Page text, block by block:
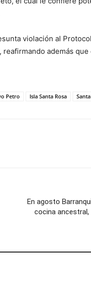
violación al
además
Petro Isla Santa Rosa
En agosto
cocina